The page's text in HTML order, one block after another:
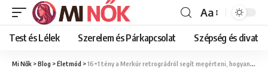
Font
Resizer
Aa
Test és Lélek Szerelem és Párkapcsolat Szépség és divat
Mi Nők >Blog >Életmód >16+1 tény a Merkúr retrográdról segít megérteni, hogyan hat a mindennapjaidra